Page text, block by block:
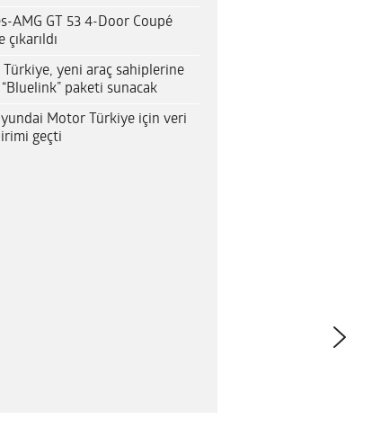
AMG GT 53 4-Door Coupé
Türkiye, yeni araç sahiplerine
paketi sunacak
Motor Türkiye için veri
geçti